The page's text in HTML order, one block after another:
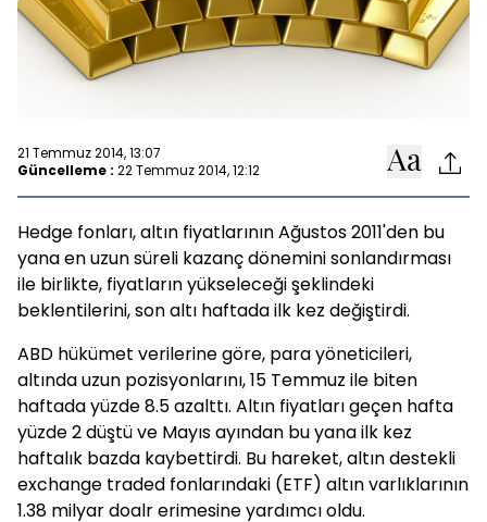
21 Temmuz 2014, 13:07
Güncelleme : 22 Temmuz 2014, 12:12
Hedge fonları, altın fiyatlarının Ağustos 2011'den bu
yana en uzun süreli kazanç dönemini sonlandırması
ile birlikte, fiyatların yükseleceği şeklindeki
beklentilerini, son altı haftada ilk kez değiştirdi.
ABD hükümet verilerine göre, para yöneticileri,
altında uzun pozisyonlarını, 15 Temmuz ile biten
haftada yüzde 8.5 azalttı. Altın fiyatları geçen hafta
yüzde 2 düştü ve Mayıs ayından bu yana ilk kez
haftalık bazda kaybettirdi. Bu hareket, altın destekli
exchange traded fonlarındaki (ETF) altın varlıklarının
1.38 milyar doalr erimesine yardımcı oldu.